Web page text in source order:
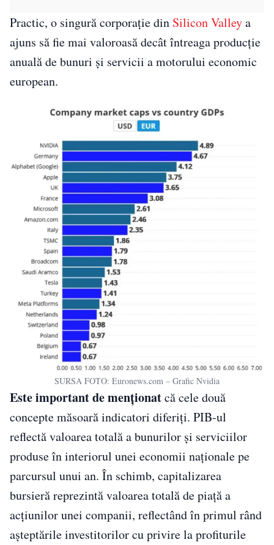
Practic, o singură corporație din Silicon Valleya
ajuns să fie mai valoroasă decât întreaga producție
anuală de bunuri și servicii a motorului economic
european.
SURSA FOTO: Euronews.com – Grafic Nvidia
Este important de menționatcă cele două
concepte măsoară indicatori diferiți. PIB-ul
reflectă valoarea totală a bunurilor și serviciilor
produse în interiorul unei economii naționale pe
parcursul unui an. În schimb, capitalizarea
bursieră reprezintă valoarea totală de piață a
acțiunilor unei companii, reflectând în primul rând
așteptările investitorilor cu privire la profiturile